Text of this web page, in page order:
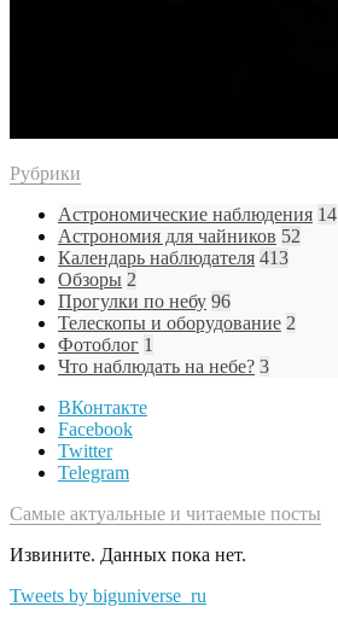
Рубрики
Астрономические наблюдения 14
Астрономия для чайников 52
Календарь наблюдателя 413
Обзоры 2
Прогулки по небу 96
Телескопы и оборудование 2
Фотоблог 1
Что наблюдать на небе? 3
ВКонтакте
Facebook
Twitter
Telegram
Самые актуальные и читаемые посты
Извините. Данных пока нет.
Tweets by biguniverse_ru